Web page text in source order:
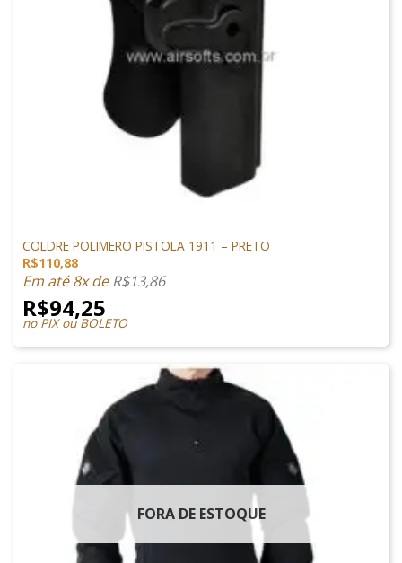
COLDRE POLIMERO PISTOLA 1911 – PRETO
R$110,88
Em até 8x deR$13,86
R$94,25
no PIX ou BOLETO
FORA DE ESTOQUE